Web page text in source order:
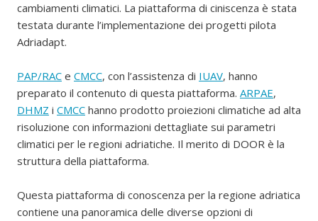
cambiamenti climatici. La piattaforma di ciniscenza è stata
testata durante l’implementazione dei progetti pilota
Adriadapt.
PAP/RAC e CMCC, con l’assistenza di IUAV, hanno
preparato il contenuto di questa piattaforma. ARPAE,
DHMZ i CMCC hanno prodotto proiezioni climatiche ad alta
risoluzione con informazioni dettagliate sui parametri
climatici per le regioni adriatiche. Il merito di DOOR è la
struttura della piattaforma.
Questa piattaforma di conoscenza per la regione adriatica
contiene una panoramica delle diverse opzioni di